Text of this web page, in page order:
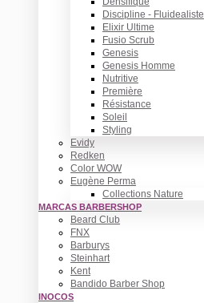
Discipline - Fluidealiste
Elixir Ultime
Fusio Scrub
Genesis
Genesis Homme
Nutritive
Première
Résistance
Soleil
Styling
Evidy
Redken
Color WOW
Eugène Perma
Collections Nature
MARCAS BARBERSHOP
Beard Club
FNX
Barburys
Steinhart
Kent
Bandido Barber Shop
INOCOS